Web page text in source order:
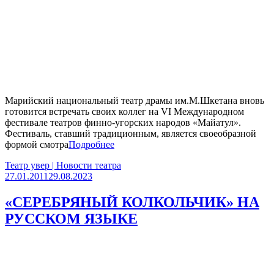
Марийский национальный театр драмы им.М.Шкетана вновь
готовится встречать своих коллег на VI Международном
фестивале театров финно-угорских народов «Майатул».
Фестиваль, ставший традиционным, является своеобразной
формой смотраПодробнее
Театр увер | Новости театра
27.01.201129.08.2023
«СЕРЕБРЯНЫЙ КОЛКОЛЬЧИК» НА
РУССКОМ ЯЗЫКЕ